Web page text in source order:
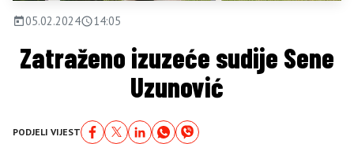
05.02.2024 14:05
Zatraženo izuzeće sudije Sene
Uzunović
PODJELI VIJEST